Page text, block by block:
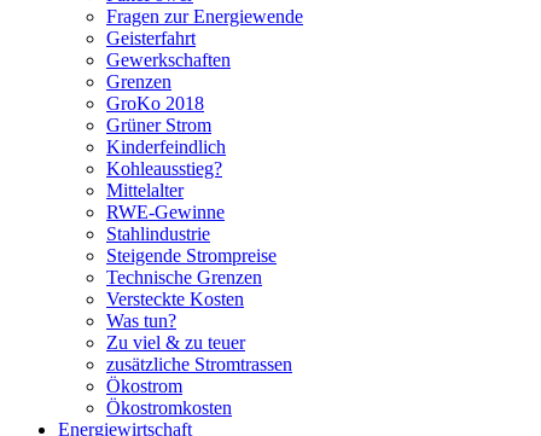
Fragen zur Energiewende
Geisterfahrt
Gewerkschaften
Grenzen
GroKo 2018
Grüner Strom
Kinderfeindlich
Kohleausstieg?
Mittelalter
RWE-Gewinne
Stahlindustrie
Steigende Strompreise
Technische Grenzen
Versteckte Kosten
Was tun?
Zu viel & zu teuer
zusätzliche Stromtrassen
Ökostrom
Ökostromkosten
Energiewirtschaft